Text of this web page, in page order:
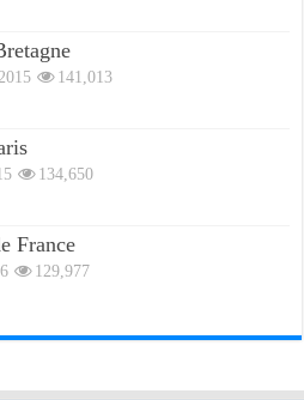
141,013
134,650
France
129,977